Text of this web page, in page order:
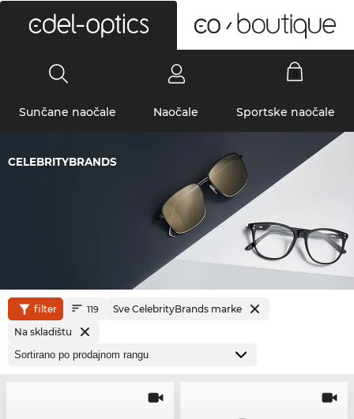
Sunčane naočale Naočale Sportske naočale
CELEBRITYBRANDS
filter 119
Sve CelebrityBrands marke
Na skladištu